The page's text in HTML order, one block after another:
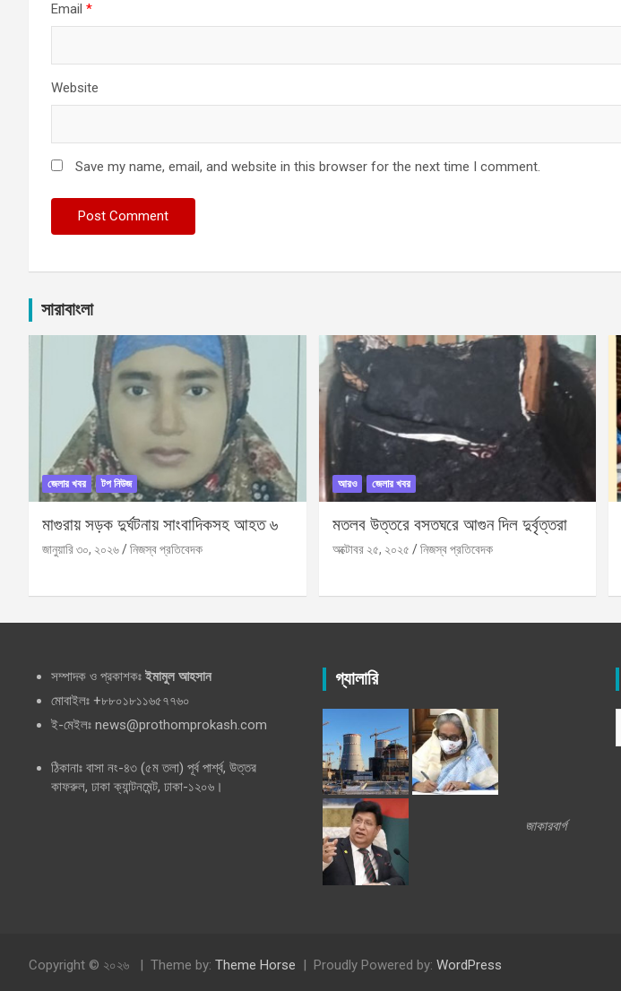
Email *
Website
Save my name, email, and website in this browser for the next time I comment.
সারাবাংলা
জেলার খবর টপ নিউজ
মাগুরায় সড়ক দুর্ঘটনায় সাংবাদিকসহ আহত ৬
জানুয়ারি ৩০, ২০২৬ নিজস্ব প্রতিবেদক
আরও জেলার খবর
মতলব উত্তরে বসতঘরে আগুন দিল দুর্বৃত্তরা
অক্টোবর ২৫, ২০২৫ নিজস্ব প্রতিবেদক
সম্পাদক ও প্রকাশকঃ ইমামুল আহসান
মোবাইলঃ +৮৮০১৮১১৬৫৭৭৬০
ই-মেইলঃ news@prothomprokash.com
ঠিকানাঃ বাসা নং-৪৩ (৫ম তলা) পূর্ব পার্শ্ব, উত্তর
কাফরুল, ঢাকা ক্যান্টনমেন্ট, ঢাকা-১২০৬।
গ্যালারি
জাকারবার্গ
Copyright © ২০২৬ Theme by: Theme Horse Proudly Powered by: WordPress